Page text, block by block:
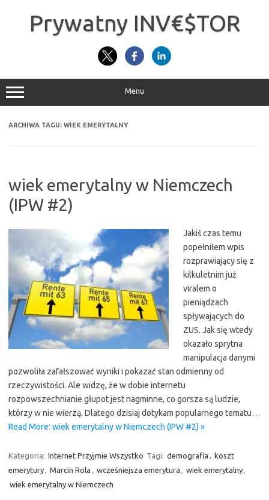
Prywatny INV€$TOR
Menu
ARCHIWA TAGU: WIEK EMERYTALNY
wiek emerytalny w Niemczech
(IPW #2)
Jakiś czas temu
popełniłem wpis
rozprawiający się z
kilkuletnim już
viralem o
pieniądzach
spływających do
ZUS. Jak się wtedy
okazało sprytna
manipulacja danymi
pozwoliła zafałszować wyniki i pokazać stan odmienny od
rzeczywistości. Ale widzę, że w dobie internetu
rozpowszechnianie głupot jest nagminne, co gorsza są ludzie,
którzy w nie wierzą. Dlatego dzisiaj dotykam popularnego tematu…
Read More: wiek emerytalny w Niemczech (IPW #2) »
Kategoria: Internet Przyjmie Wszystko Tagi: demografia , koszt
emerytury, Marcin Rola , wcześniejsza emerytura , wiek emerytalny,
wiek emerytalny w Niemczech